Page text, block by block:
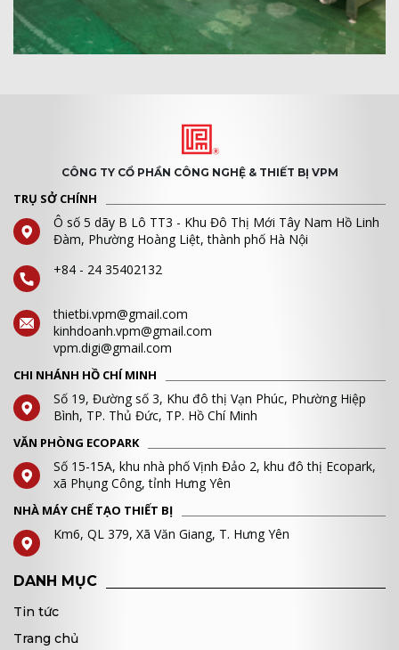
CÔNG TY CỔ PHẦN CÔNG NGHỆ & THIẾT BỊ VPM
TRỤ SỞ CHÍNH
Ô số 5 dãy B Lô TT3 - Khu Đô Thị Mới Tây Nam Hồ Linh
Đàm, Phường Hoàng Liệt, thành phố Hà Nội
+84 - 24 35402132
thietbi.vpm@gmail.com
kinhdoanh.vpm@gmail.com
vpm.digi@gmail.com
CHI NHÁNH HỒ CHÍ MINH
Số 19, Đường số 3, Khu đô thị Vạn Phúc, Phường Hiệp
Bình, TP. Thủ Đức, TP. Hồ Chí Minh
VĂN PHÒNG ECOPARK
Số 15-15A, khu nhà phố Vịnh Đảo 2, khu đô thị Ecopark,
xã Phụng Công, tỉnh Hưng Yên
NHÀ MÁY CHẾ TẠO THIẾT BỊ
Km6, QL 379, Xã Văn Giang, T. Hưng Yên
DANH MỤC
Tin tức
Trang chủ